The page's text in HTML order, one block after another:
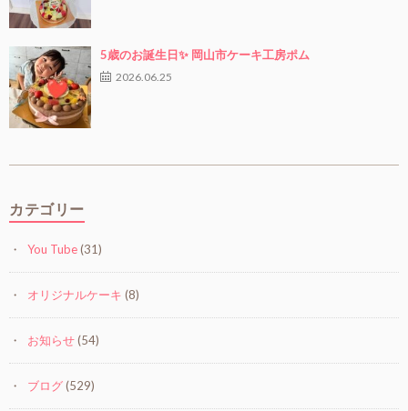
5歳のお誕生日✨ 岡山市ケーキ工房ポム
2026.06.25
カテゴリー
You Tube(31)
オリジナルケーキ (8)
お知らせ(54)
ブログ(529)